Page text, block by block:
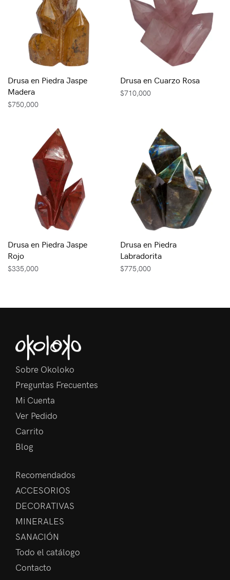
Drusa en Piedra Jaspe
Madera
$750,000
Drusa en Cuarzo Rosa
$710,000
Drusa en Piedra Jaspe
Rojo
$335,000
Drusa en Piedra
Labradorita
$775,000
Sobre Okoloko
Preguntas Frecuentes
Mi Cuenta
Ver Pedido
Carrito
Blog
Recomendados
ACCESORIOS
DECORATIVAS
MINERALES
SANACIÓN
Todo el catálogo
Contacto